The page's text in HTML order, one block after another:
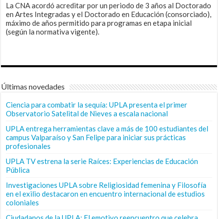
La CNA acordó acreditar por un periodo de 3 años al Doctorado
en Artes Integradas y el Doctorado en Educación (consorciado),
máximo de años permitido para programas en etapa inicial
(según la normativa vigente).
Últimas novedades
Ciencia para combatir la sequía: UPLA presenta el primer
Observatorio Satelital de Nieves a escala nacional
UPLA entrega herramientas clave a más de 100 estudiantes del
campus Valparaíso y San Felipe para iniciar sus prácticas
profesionales
UPLA TV estrena la serie Raíces: Experiencias de Educación
Pública
Investigaciones UPLA sobre Religiosidad femenina y Filosofía
en el exilio destacaron en encuentro internacional de estudios
coloniales